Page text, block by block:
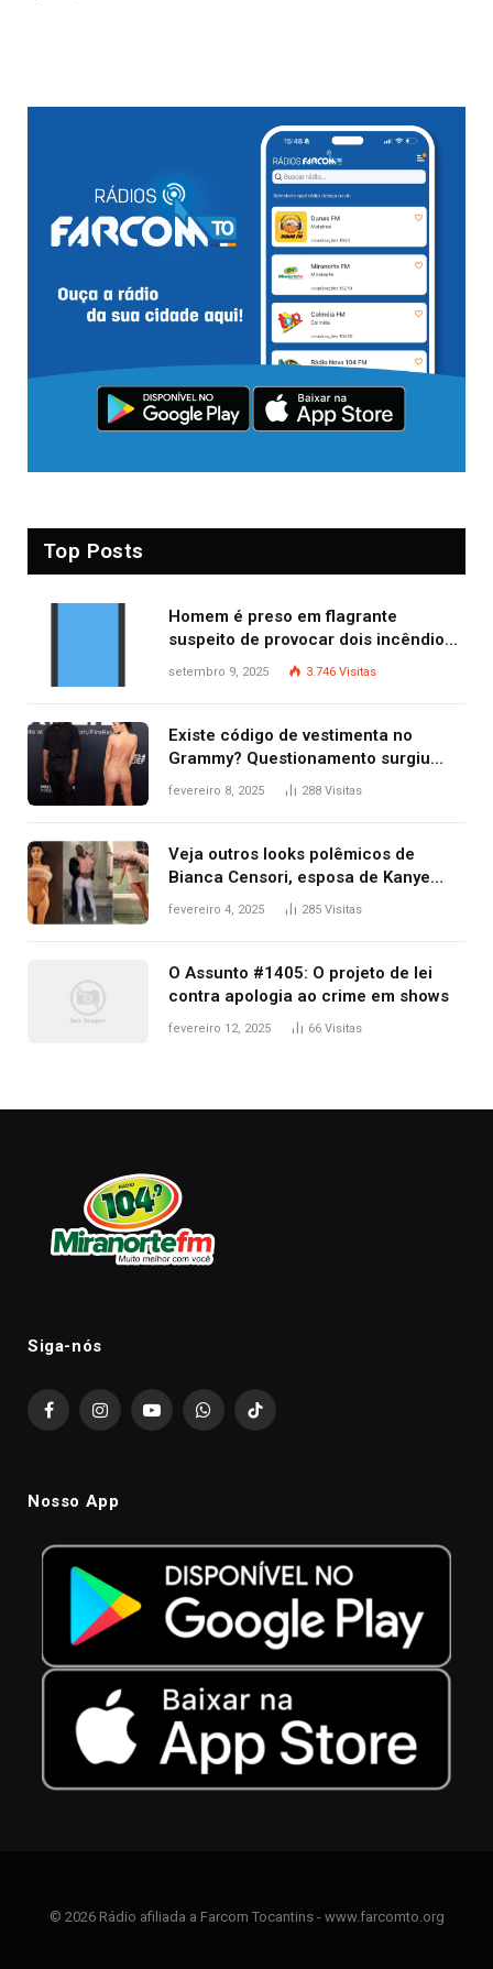
Top Posts
Homem é preso em flagrante
suspeito de provocar dois incêndios
criminosos no mesmo dia
setembro 9, 2025 3.746 Visitas
Existe código de vestimenta no
Grammy? Questionamento surgiu
após Bianca Censori, mulher de
fevereiro 8, 2025 288 Visitas
Veja outros looks polêmicos de
Bianca Censori, esposa de Kanye
West que apareceu nua no Grammy
fevereiro 4, 2025 285 Visitas
O Assunto #1405: O projeto de lei
contra apologia ao crime em shows
fevereiro 12, 2025 66 Visitas
Siga-nós
FacebookInstagramYouTubeWhatsAppTikTok
Nosso App
© 2026 Rádio afiliada a Farcom Tocantins - www.farcomto.org